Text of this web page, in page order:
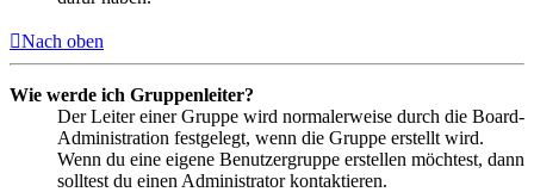
Nach oben
Wie werde ich Gruppenleiter?
Der Leiter einer Gruppe wird normalerweise durch die Board-
Administration festgelegt, wenn die Gruppe erstellt wird.
Wenn du eine eigene Benutzergruppe erstellen möchtest, dann
solltest du einen Administrator kontaktieren.